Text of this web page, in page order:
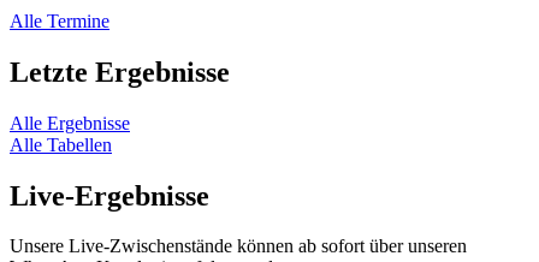
Alle Termine
Letzte Ergebnisse
Alle Ergebnisse
Alle Tabellen
Live-Ergebnisse
Unsere Live-Zwischenstände können ab sofort über unseren